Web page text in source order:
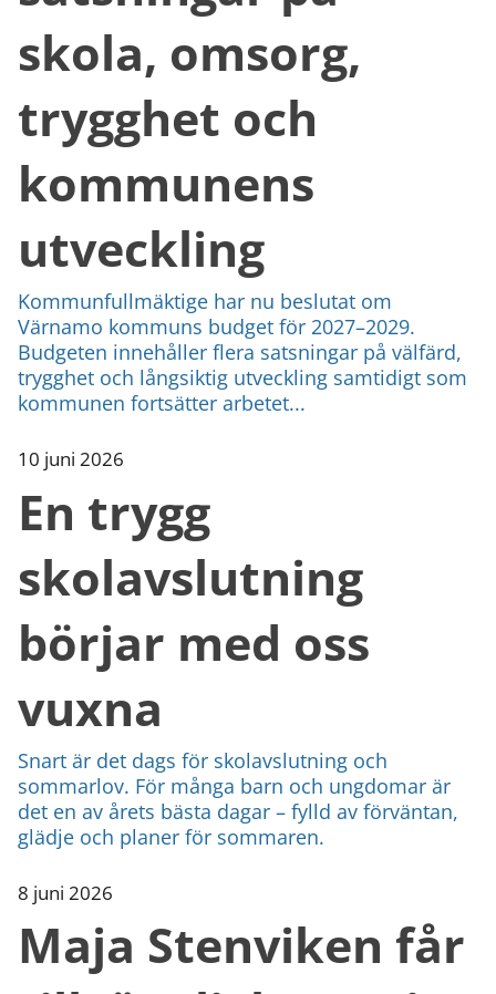
skola, omsorg,
trygghet och
kommunens
utveckling
Kommunfullmäktige har nu beslutat om
Värnamo kommuns budget för 2027–2029.
Budgeten innehåller flera satsningar på välfärd,
trygghet och långsiktig utveckling samtidigt som
kommunen fortsätter arbetet...
10 juni 2026
En trygg
skolavslutning
börjar med oss
vuxna
Snart är det dags för skolavslutning och
sommarlov. För många barn och ungdomar är
det en av årets bästa dagar – fylld av förväntan,
glädje och planer för sommaren.
8 juni 2026
Maja Stenviken får